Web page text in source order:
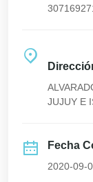
JUJUY E
Fecha
2020-09-